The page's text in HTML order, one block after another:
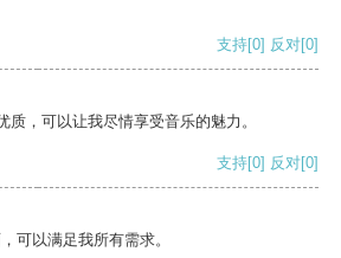
支持[0] 反对[0]
质，可以让我尽情享受音乐的魅力。
支持[0] 反对[0]
可以满足我所有需求。